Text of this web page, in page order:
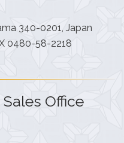
340-0201, Japan
0480-58-2218
Office